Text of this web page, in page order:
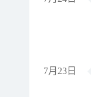
7月23日